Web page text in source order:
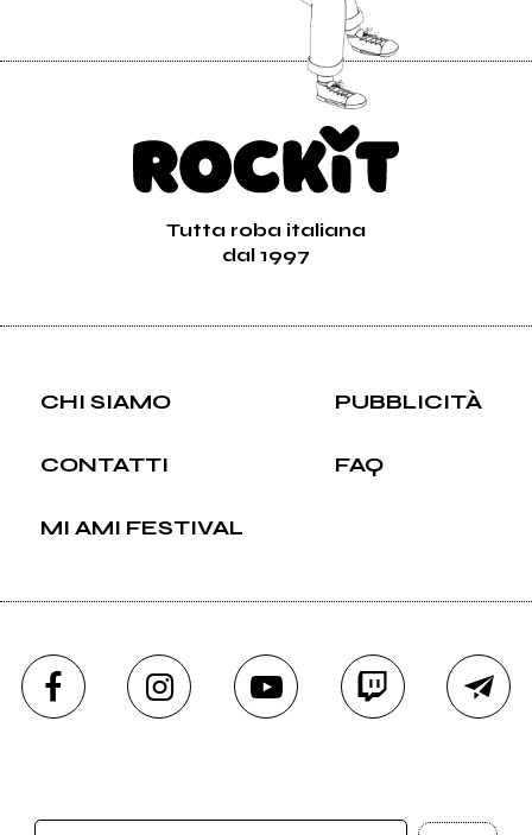
Tutta roba italiana
dal 1997
CHI SIAMO PUBBLICITÀ
CONTATTI FAQ
MI AMI FESTIVAL